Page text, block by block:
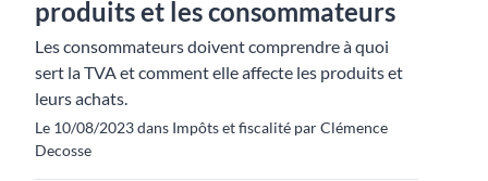
produits et les consommateurs
Les consommateurs doivent comprendre à quoi
sert la TVA et comment elle affecte les produits et
leurs achats.
Le 10/08/2023 dans Impôts et fiscalité par Clémence
Decosse